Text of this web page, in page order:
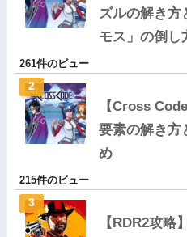
ズルの解き
モス」の倒し
261件のビュー
【Cross
要素の解き方
め
215件のビュー
【RDR2攻略